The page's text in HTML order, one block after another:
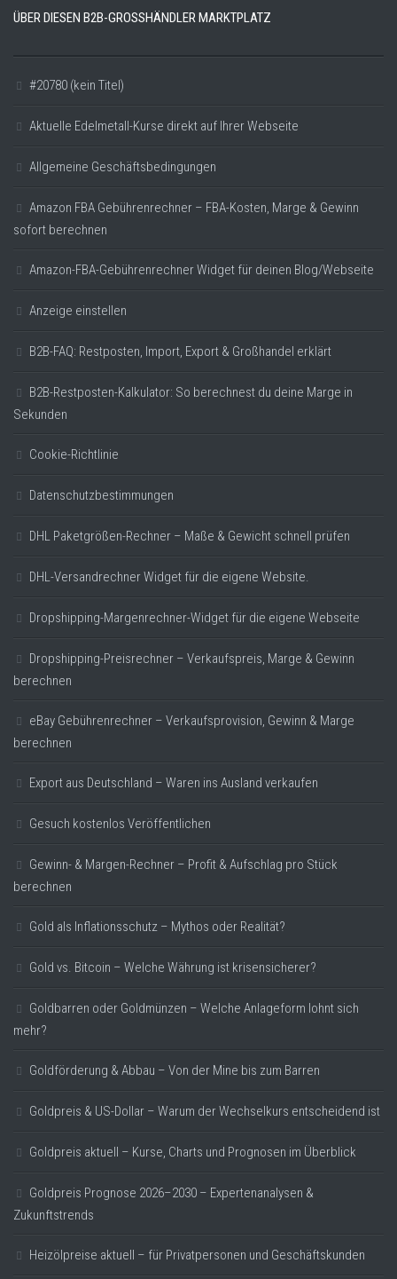
ÜBER DIESEN B2B-GROSSHÄNDLER MARKTPLATZ
#20780 (kein Titel)
Aktuelle Edelmetall-Kurse direkt auf Ihrer Webseite
Allgemeine Geschäftsbedingungen
Amazon FBA Gebührenrechner – FBA-Kosten, Marge & Gewinn
sofort berechnen
Amazon-FBA-Gebührenrechner Widget für deinen Blog/Webseite
Anzeige einstellen
B2B-FAQ: Restposten, Import, Export & Großhandel erklärt
B2B-Restposten-Kalkulator: So berechnest du deine Marge in
Sekunden
Cookie-Richtlinie
Datenschutzbestimmungen
DHL Paketgrößen-Rechner – Maße & Gewicht schnell prüfen
DHL-Versandrechner Widget für die eigene Website.
Dropshipping-Margenrechner-Widget für die eigene Webseite
Dropshipping-Preisrechner – Verkaufspreis, Marge & Gewinn
berechnen
eBay Gebührenrechner – Verkaufsprovision, Gewinn & Marge
berechnen
Export aus Deutschland – Waren ins Ausland verkaufen
Gesuch kostenlos Veröffentlichen
Gewinn- & Margen-Rechner – Profit & Aufschlag pro Stück
berechnen
Gold als Inflationsschutz – Mythos oder Realität?
Gold vs. Bitcoin – Welche Währung ist krisensicherer?
Goldbarren oder Goldmünzen – Welche Anlageform lohnt sich
mehr?
Goldförderung & Abbau – Von der Mine bis zum Barren
Goldpreis & US-Dollar – Warum der Wechselkurs entscheidend ist
Goldpreis aktuell – Kurse, Charts und Prognosen im Überblick
Goldpreis Prognose 2026–2030 – Expertenanalysen &
Zukunftstrends
Heizölpreise aktuell – für Privatpersonen und Geschäftskunden